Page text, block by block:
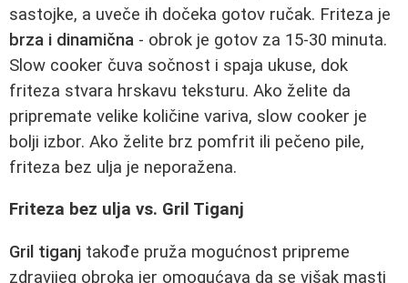
sastojke, a uveče ih dočeka gotov ručak. Friteza je
brza i dinamična - obrok je gotov za 15-30 minuta.
Slow cooker čuva sočnost i spaja ukuse, dok
friteza stvara hrskavu teksturu. Ako želite da
pripremate velike količine variva, slow cooker je
bolji izbor. Ako želite brz pomfrit ili pečeno pile,
friteza bez ulja je neporažena.
Friteza bez ulja vs. Gril Tiganj
Gril tiganj takođe pruža mogućnost pripreme
zdravijeg obroka jer omogućava da se višak masti